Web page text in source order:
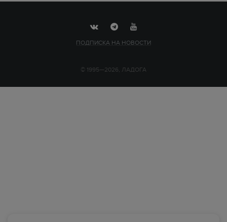
ПОДПИСКА НА НОВОСТИ
© 1995—2026, ЛАДОГА